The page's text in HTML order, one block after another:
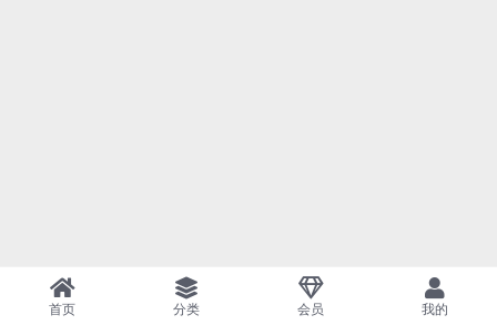
首页 分类 会员 我的